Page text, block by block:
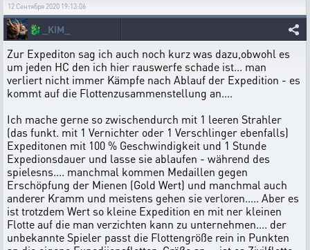
12 Сентября 2020 19:13:06
🐉 _KIM_
Zur Expediton sag ich auch noch kurz was dazu,obwohl es
um jeden HC den ich hier rauswerfe schade ist... man
verliert nicht immer Kämpfe nach Ablauf der Expedition - es
kommt auf die Flottenzusammenstellung an....
Ich mache gerne so zwischendurch mit 1 leeren Strahler
(das funkt. mit 1 Vernichter oder 1 Verschlinger ebenfalls)
Expeditonen mit 100 % Geschwindigkeit und 1 Stunde
Expedionsdauer und lasse sie ablaufen - während des
spielesns.... manchmal kommen Medaillen gegen
Erschöpfung der Mienen (Gold Wert) und manchmal auch
anderer Kramm und meistens gehen sie verloren..... Aber es
ist trotzdem Wert so kleine Expedition en mit ner kleinen
Flotte auf die man verzichten kann zu unternehmen.... der
unbekannte Spieler passt die Flottengröße rein in Punkten